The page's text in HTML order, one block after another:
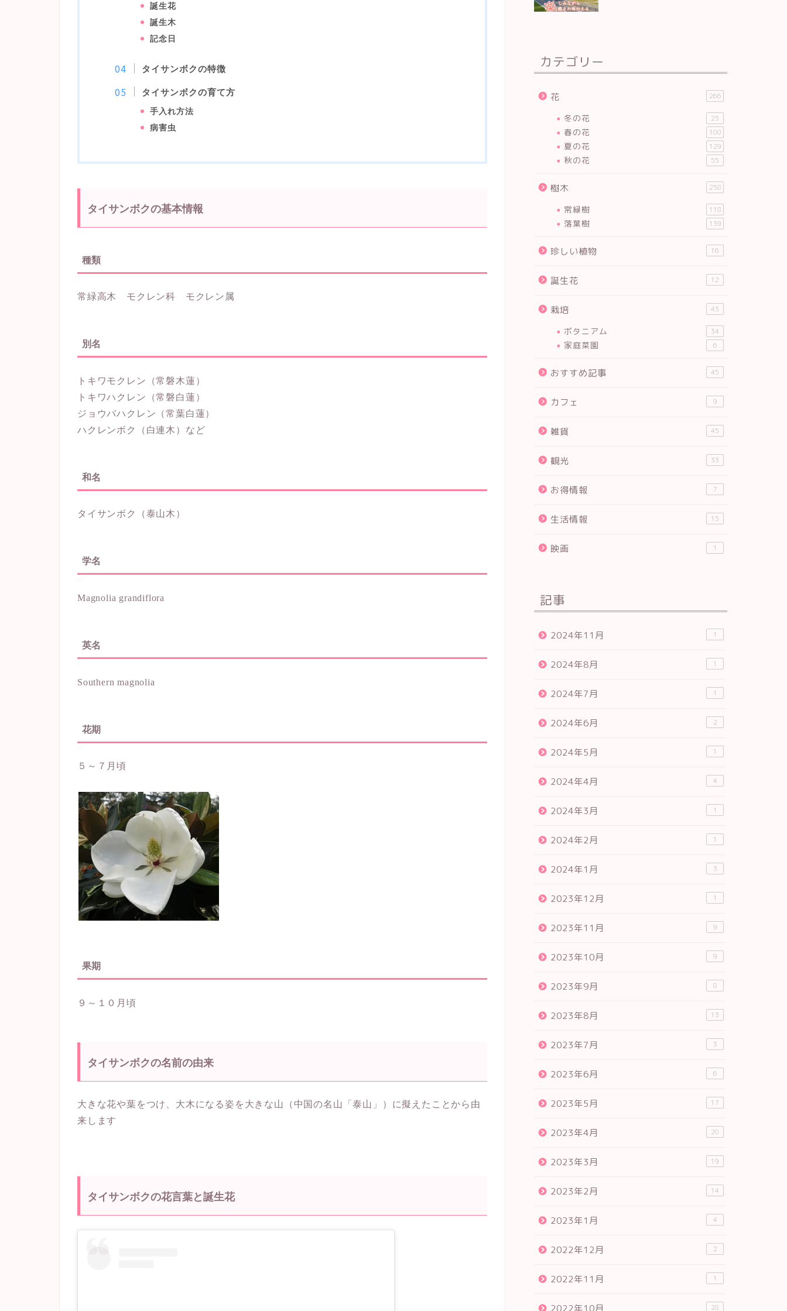
誕生花
誕生木
記念日
タイサンボクの特徴
タイサンボクの育て方
手入れ方法
病害虫
タイサンボクの基本情報
種類
常緑高木 モクレン科 モクレン属
別名
トキワモクレン（常磐木蓮）
トキワハクレン（常磐白蓮）
ジョウバハクレン（常葉白蓮）
ハクレンボク（白連木）など
和名
タイサンボク（泰山木）
学名
Magnolia grandiflora
英名
Southern magnolia
花期
５～７月頃
果期
９～１０月頃
タイサンボクの名前の由来
大きな花や葉をつけ、大木になる姿を大きな山（中国の名山「泰山」）に擬えたことから由
来します
タイサンボクの花言葉と誕生花
カテゴリー
花 266
冬の花 25
春の花 100
夏の花 129
秋の花 55
樹木 258
常緑樹 118
落葉樹 139
珍しい植物 16
誕生花 12
栽培 43
ボタニアム 34
家庭菜園 6
おすすめ記事 45
カフェ 9
雑貨 45
観光 33
お得情報 7
生活情報 15
映画 1
記事
2024年11月 1
2024年8月 1
2024年7月 1
2024年6月 2
2024年5月 1
2024年4月 4
2024年3月 1
2024年2月 1
2024年1月 3
2023年12月 1
2023年11月 9
2023年10月 9
2023年9月 8
2023年8月 13
2023年7月 3
2023年6月 6
2023年5月 17
2023年4月 20
2023年3月 19
2023年2月 14
2023年1月 4
2022年12月 2
2022年11月 1
28